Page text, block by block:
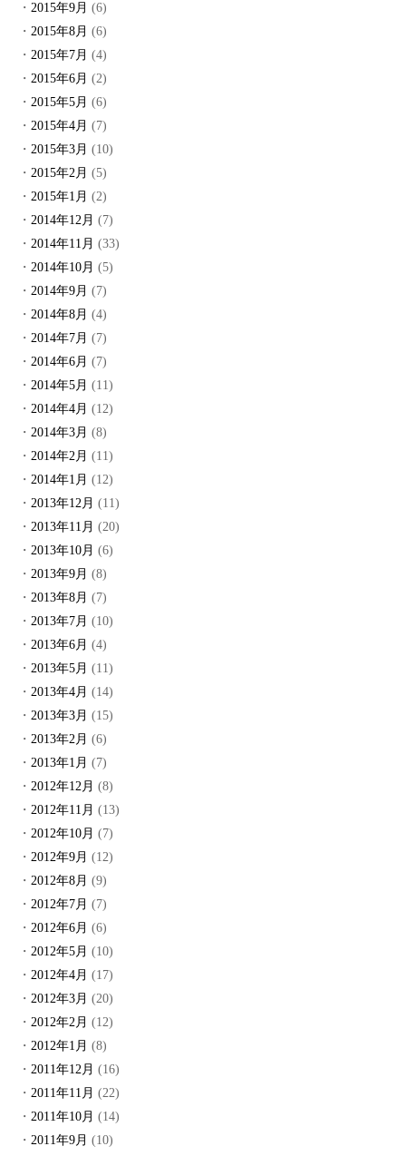
2015年9月 (6)
2015年8月 (6)
2015年7月 (4)
2015年6月 (2)
2015年5月 (6)
2015年4月 (7)
2015年3月 (10)
2015年2月 (5)
2015年1月 (2)
2014年12月 (7)
2014年11月 (33)
2014年10月 (5)
2014年9月 (7)
2014年8月 (4)
2014年7月 (7)
2014年6月 (7)
2014年5月 (11)
2014年4月 (12)
2014年3月 (8)
2014年2月 (11)
2014年1月 (12)
2013年12月 (11)
2013年11月 (20)
2013年10月 (6)
2013年9月 (8)
2013年8月 (7)
2013年7月 (10)
2013年6月 (4)
2013年5月 (11)
2013年4月 (14)
2013年3月 (15)
2013年2月 (6)
2013年1月 (7)
2012年12月 (8)
2012年11月 (13)
2012年10月 (7)
2012年9月 (12)
2012年8月 (9)
2012年7月 (7)
2012年6月 (6)
2012年5月 (10)
2012年4月 (17)
2012年3月 (20)
2012年2月 (12)
2012年1月 (8)
2011年12月 (16)
2011年11月 (22)
2011年10月 (14)
2011年9月 (10)